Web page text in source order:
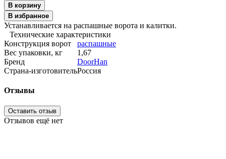
В корзину
В избранное
Устанавливается на распашные ворота и калитки.
Технические характеристики
Конструкция ворот
распашные
Вес упаковки, кг
1,67
Бренд
DoorHan
Страна-изготовительРоссия
Отзывы
Оставить отзыв
Отзывов ещё нет